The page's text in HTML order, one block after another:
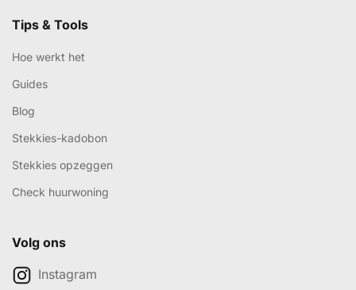
Tips & Tools
Hoe werkt het
Guides
Blog
Stekkies-kadobon
Stekkies opzeggen
Check huurwoning
Volg ons
Instagram